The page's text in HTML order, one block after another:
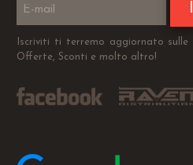
Iscriviti ti terremo aggiornato sulle
Offerte, Sconti e molto altro!